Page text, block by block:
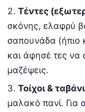
Τέντες
σκόνης, ελαφρύ
σαπουνάδα (ήπιο
και άφησέ τες να
μαζέψεις.
Τοίχοι &
μαλακό πανί. Για